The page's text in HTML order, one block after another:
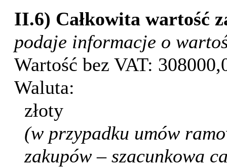
II.6) Całkowita wartość
podaje informacje o
Wartość bez VAT:
Waluta:
złoty
(w przypadku umów
zakupów – szacunkowa